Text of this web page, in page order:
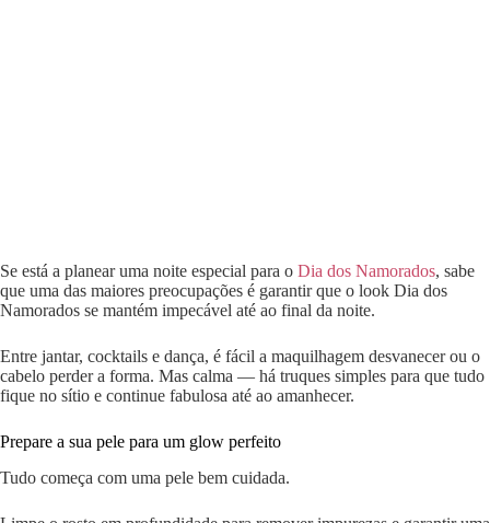
Se está a planear uma noite especial para o Dia dos Namorados, sabe
que uma das maiores preocupações é garantir que o look Dia dos
Namorados se mantém impecável até ao final da noite.
Entre jantar, cocktails e dança, é fácil a maquilhagem desvanecer ou o
cabelo perder a forma. Mas calma — há truques simples para que tudo
fique no sítio e continue fabulosa até ao amanhecer.
Prepare a sua pele para um glow perfeito
Tudo começa com uma pele bem cuidada.